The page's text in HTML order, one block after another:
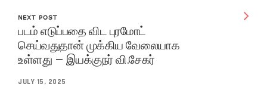
NEXT POST
படம் எடுப்பதை விட புரமோட்
செய்வதுதான் முக்கிய வேலையாக
உள்ளது – இயக்குநர் வி.சேகர்
JULY 15, 2025